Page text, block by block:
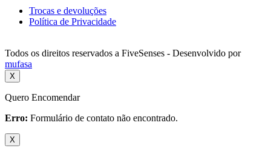
Trocas e devoluções
Política de Privacidade
Todos os direitos reservados a FiveSenses - Desenvolvido por
mufasa
X
Quero Encomendar
Erro: Formulário de contato não encontrado.
X